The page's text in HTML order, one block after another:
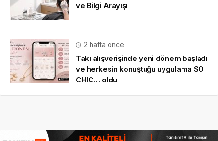
ve Bilgi Arayışı
2 hafta önce
Takı alışverişinde yeni dönem başladı
ve herkesin konuştuğu uygulama SO
CHIC… oldu